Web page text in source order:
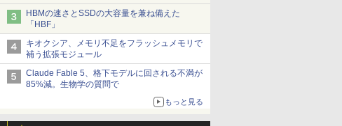
HBMの速さとSSDの大容量を兼ね備えた
「HBF」
キオクシア、メモリ不足をフラッシュメモリで
補う拡張モジュール
Claude Fable 5、格下モデルに回される不満が
85%減。生物学の質問で
もっと見る